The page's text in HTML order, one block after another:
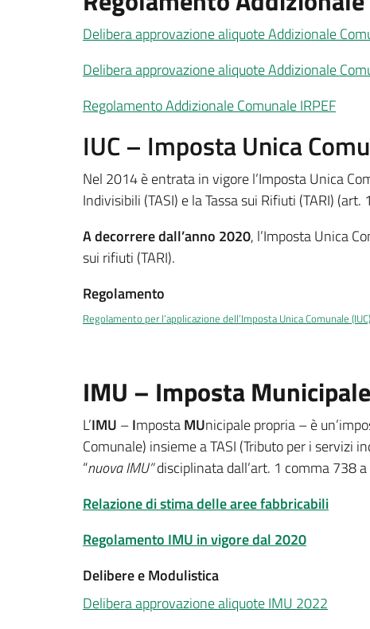
Delibera approvazione aliquote Addizionale
Delibera approvazione aliquote Addizionale
Regolamento Addizionale Comunale IRPEF
IUC – Imposta Unica
Nel 2014 è entrata in vigore l’Imposta Unica
Indivisibili (TASI) e la Tassa sui Rifiuti (TARI)
A decorrere dall’anno 2020, l’Imposta Unica
sui rifiuti (TARI).
Regolamento
Regolamento per l’applicazione dell’Imposta Unica Comunale (IUC)
IMU – Imposta
L’IMU –ImpostaMUnicipale propria – è
Comunale) insieme a TASI (Tributo per i servizi
“nuova IMU”disciplinata dall’art. 1 comma 738
Relazione di stima delle aree fabbricabili
Regolamento IMU in vigore dal 2020
Delibere e Modulistica
Delibera approvazione aliquote IMU 2022